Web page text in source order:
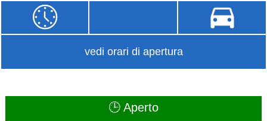
vedi orari di apertura
🕒 Aperto